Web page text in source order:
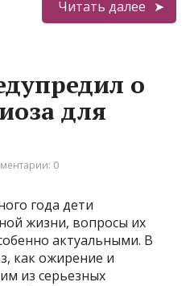
Читать далее
о
для
0
года дети
жизни, вопросы их
актуальными. В
как ожирение и
из серьезных